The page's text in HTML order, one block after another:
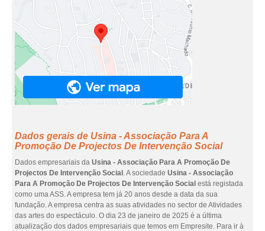
Dados gerais de Usina - Associação Para A
Promoção De Projectos De Intervenção Social
Dados empresariais da Usina - Associação Para A Promoção De
Projectos De Intervenção Social . A sociedade Usina - Associação
Para A Promoção De Projectos De Intervenção Social está registada
como uma ASS. A empresa tem já 20 anos desde a data da sua
fundação. A empresa centra as suas atividades no sector de Atividades
das artes do espectáculo. O dia 23 de janeiro de 2025 é a última
atualização dos dados empresariais que temos em Empresite. Para ir à